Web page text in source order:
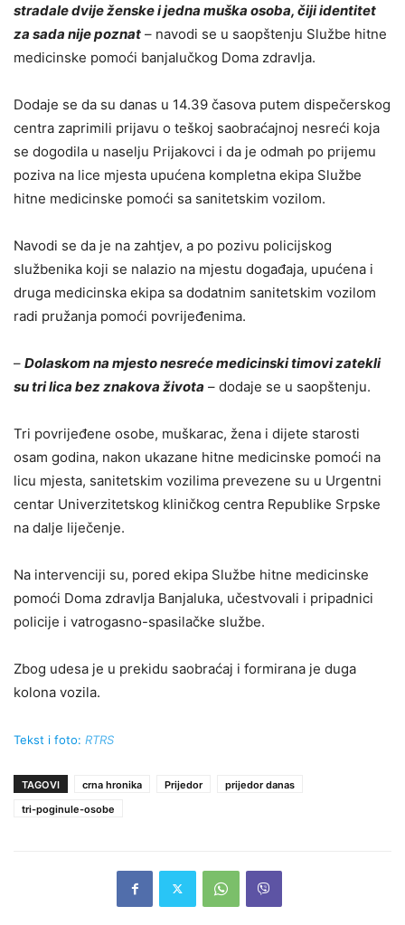
stradale dvije ženske i jedna muška osoba, čiji identitet
za sada nije poznat – navodi se u saopštenju Službe hitne
medicinske pomoći banjalučkog Doma zdravlja.
Dodaje se da su danas u 14.39 časova putem dispečerskog
centra zaprimili prijavu o teškoj saobraćajnoj nesreći koja
se dogodila u naselju Prijakovci i da je odmah po prijemu
poziva na lice mjesta upućena kompletna ekipa Službe
hitne medicinske pomoći sa sanitetskim vozilom.
Navodi se da je na zahtjev, a po pozivu policijskog
službenika koji se nalazio na mjestu događaja, upućena i
druga medicinska ekipa sa dodatnim sanitetskim vozilom
radi pružanja pomoći povrijeđenima.
– Dolaskom na mjesto nesreće medicinski timovi zatekli
su tri lica bez znakova života – dodaje se u saopštenju.
Tri povrijeđene osobe, muškarac, žena i dijete starosti
osam godina, nakon ukazane hitne medicinske pomoći na
licu mjesta, sanitetskim vozilima prevezene su u Urgentni
centar Univerzitetskog kliničkog centra Republike Srpske
na dalje liječenje.
Na intervenciji su, pored ekipa Službe hitne medicinske
pomoći Doma zdravlja Banjaluka, učestvovali i pripadnici
policije i vatrogasno-spasilačke službe.
Zbog udesa je u prekidu saobraćaj i formirana je duga
kolona vozila.
Tekst i foto: RTRS
TAGOVI crna hronika Prijedor
prijedor danas
tri-poginule-osobe